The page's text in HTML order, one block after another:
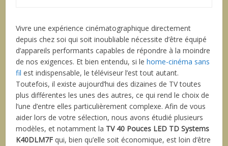
Vivre une expérience cinématographique directement
depuis chez soi qui soit inoubliable nécessite d’être équipé
d’appareils performants capables de répondre à la moindre
de nos exigences. Et bien entendu, si lehome-cinéma sans
fil est indispensable, le téléviseur l’est tout autant.
Toutefois, il existe aujourd’hui des dizaines de TV toutes
plus différentes les unes des autres, ce qui rend le choix de
l’une d’entre elles particulièrement complexe. Afin de vous
aider lors de votre sélection, nous avons étudié plusieurs
modèles, et notamment la TV 40 Pouces LED TD Systems
K40DLM7F qui, bien qu’elle soit économique, est loin d’être